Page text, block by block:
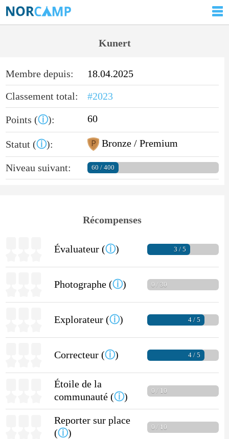
Kunert
Membre depuis:
18.04.2025
Classement total:
#2023
Points (ⓘ): 60
Statut (ⓘ): Bronze / Premium
Niveau suivant: 60 / 400
Récompenses
Évaluateur (ⓘ) 3 / 5
Photographe (ⓘ) 0 / 30
Explorateur (ⓘ) 4 / 5
Correcteur (ⓘ) 4 / 5
Étoile de la
communauté (ⓘ)
0 / 10
Reporter sur place
(ⓘ)
0 / 10